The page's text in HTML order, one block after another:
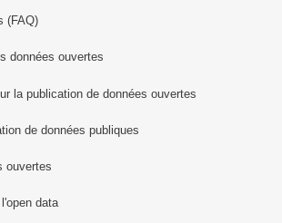
(FAQ)
données ouvertes
la publication de données ouvertes
de données publiques
ouvertes
data